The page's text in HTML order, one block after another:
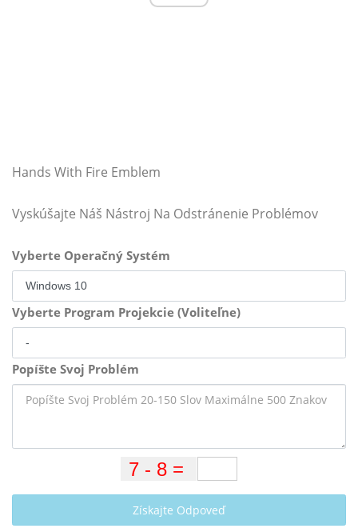
Hands With Fire Emblem
Vyskúšajte Náš Nástroj Na Odstránenie Problémov
Vyberte Operačný Systém
Vyberte Program Projekcie (Voliteľne)
Popíšte Svoj Problém
Získajte Odpoveď